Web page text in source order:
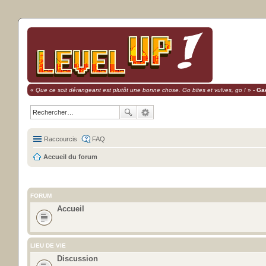
« Que ce soit dérangeant est plutôt une bonne chose. Go bites et vulves, go ! » -
Raccourcis FAQ
Accueil du forum
FORUM
Accueil
LIEU DE VIE
Discussion